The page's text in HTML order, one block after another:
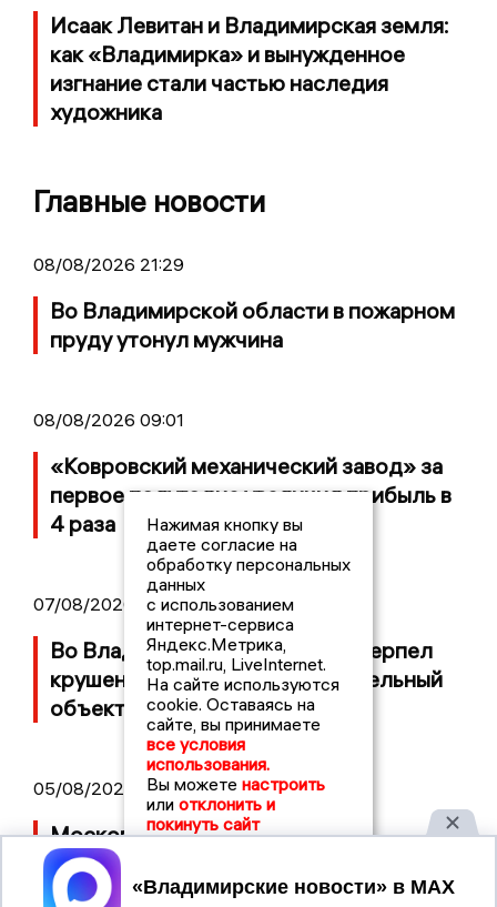
Исаак Левитан и Владимирская земля:
как «Владимирка» и вынужденное
изгнание стали частью наследия
художника
Главные новости
08/08/2026 21:29
Во Владимирской области в пожарном
пруду утонул мужчина
08/08/2026 09:01
«Ковровский механический завод» за
первое полугодие увеличил прибыль в
4 раза
07/08/2026 14:34
Во Владимирской области потерпел
крушение неопознанный летательный
объект
05/08/2026 08:30
Московский ЧОП подал иск к
«Владимирскому стандарту» на 36
миллионов рублей
Нажимая кнопку вы
даете согласие на
обработку персональных
данных
с использованием
интернет-сервиса
Яндекс.Метрика,
top.mail.ru, LiveInternet.
На сайте используются
cookie. Оставаясь на
сайте, вы принимаете
все условия
использования.
Вы можете настроить
или отклонить и
покинуть сайт
Принять